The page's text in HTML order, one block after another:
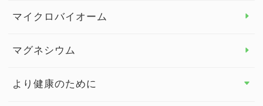
ビタミンE
マイクロバイオーム
マグネシウム
より健康のために